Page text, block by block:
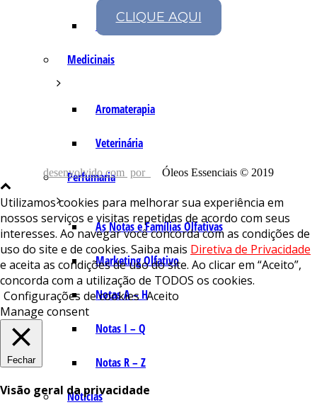
Fórmulas Caseiras
Medicinais
Aromaterapia
Veterinária
Perfumaria
As Notas e Famílias Olfativas
Marketing Olfativo
Notas A – H
Notas I – Q
Notas R – Z
Notícias
CLIQUE AQUI
desenvolvido com por Óleos Essenciais © 2019
Utilizamos cookies para melhorar sua experiência em
nossos serviços e visitas repetidas de acordo com seus
interesses. Ao navegar você concorda com as condições de
uso do site e de cookies. Saiba mais Diretiva de Privacidade
e aceita as condições de uso do site. Ao clicar em “Aceito”,
concorda com a utilização de TODOS os cookies.
Configurações de cookies Aceito
Manage consent
Fechar
Visão geral da privacidade